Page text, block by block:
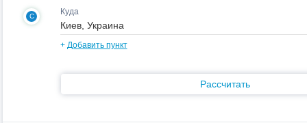
C Куда
+ Добавить пункт
Рассчитать